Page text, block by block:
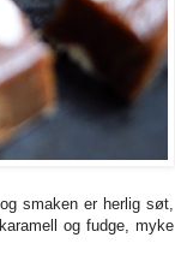
smaken er herlig søt,
og fudge, myke